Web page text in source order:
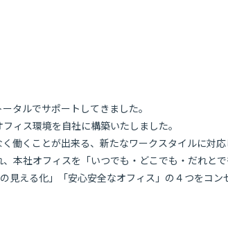
タルでサポートしてきました。
ィス環境を自社に構築いたしました。
くことが出来る、新たなワークスタイルに対応
本社オフィスを「いつでも・どこでも・だれと
える化」「安心安全なオフィス」の４つをコ